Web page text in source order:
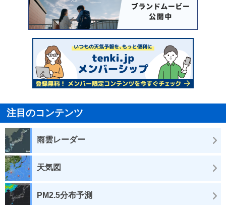
注目のコンテンツ
雨雲レーダー
天気図
PM2.5分布予測